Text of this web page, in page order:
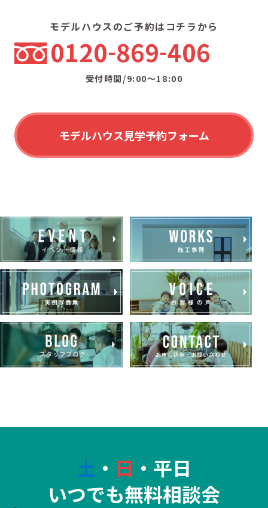
モデルハウスのご予約はコチラから
0120 869 406
受付時間/9:00〜18:00
モデルハウス見学予約フォーム
土 ・ 日 ・平日
いつでも無料相談会